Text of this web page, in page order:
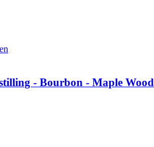
- Bourbon - Maple Wood